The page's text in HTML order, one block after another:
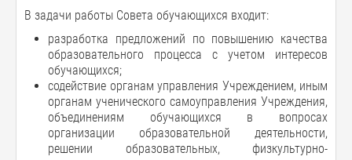
В задачи работы Совета обучающихся входит:
разработка предложений по повышению качества
образовательного процесса с учетом интересов
обучающихся;
содействие органам управления Учреждением, иным
органам ученического самоуправления Учреждения,
объединениям обучающихся в вопросах
организации образовательной деятельности,
решении образовательных, физкультурно-